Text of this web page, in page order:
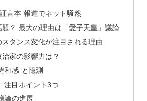
言本”報道でネット騒然
題？ 最大の理由は「愛子天皇」議論
タンス変化が注目される理由
家の影響力は？
和感”と憶測
注目ポイント3つ
論の進展